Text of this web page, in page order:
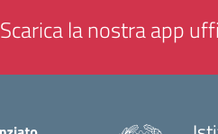
Scarica la nostra app